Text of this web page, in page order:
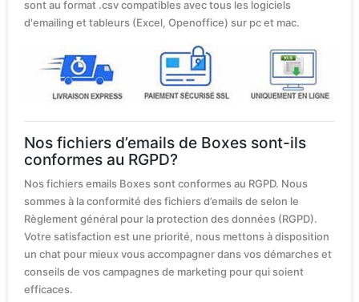
sont au format .csv compatibles avec tous les logiciels
d'emailing et tableurs (Excel, Openoffice) sur pc et mac.
Nos fichiers d’emails de Boxes sont-ils
conformes au RGPD?
Nos fichiers emails Boxes sont conformes au RGPD. Nous
sommes à la conformité des fichiers d’emails de selon le
Règlement général pour la protection des données (RGPD).
Votre satisfaction est une priorité, nous mettons à disposition
un chat pour mieux vous accompagner dans vos démarches et
conseils de vos campagnes de marketing pour qui soient
efficaces.